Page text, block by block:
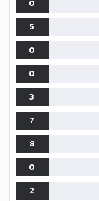
0
5
0
0
3
7
8
0
2